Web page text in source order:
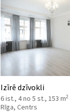
Izīrē dzīvokli
6 ist., 4 no 5 st., 153 m2
Rīga, Centrs